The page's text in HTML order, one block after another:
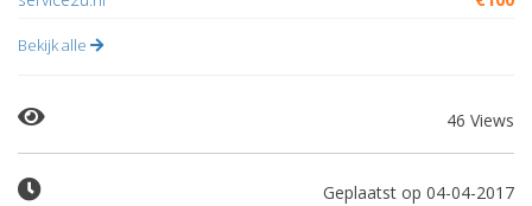
Bekijk alle
46 Views
Geplaatst op 04-04-2017